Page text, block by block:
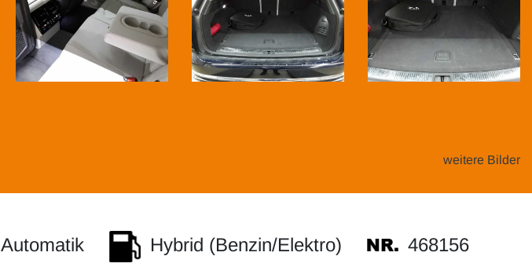
weitere Bilder
Automatik Hybrid (Benzin/Elektro) 468156